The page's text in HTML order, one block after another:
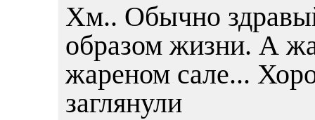
Хм.. Обычно
образом жизни. А
жареном сале...
заглянули